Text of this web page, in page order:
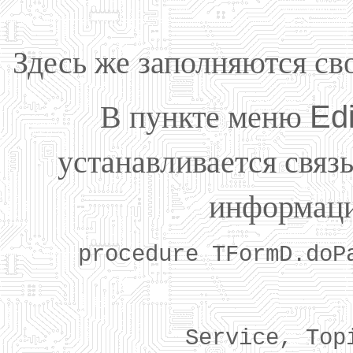
Здесь же заполняются
В пункте меню
устанавливается
procedure
Service,